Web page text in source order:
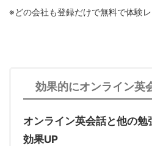
※どの会社も登録だけで無料で体験レ
効果的にオンライン英
オンライン英会話と他の勉
効果UP